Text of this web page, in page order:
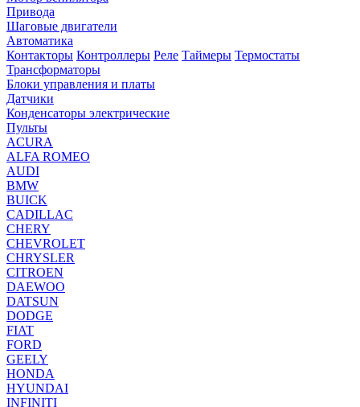
Привода
Шаговые двигатели
Автоматика
Контакторы Контроллеры Реле Таймеры Термостаты
Трансформаторы
Блоки управления и платы
Датчики
Конденсаторы электрические
Пульты
ACURA
ALFA ROMEO
AUDI
BMW
BUICK
CADILLAC
CHERY
CHEVROLET
CHRYSLER
CITROEN
DAEWOO
DATSUN
DODGE
FIAT
FORD
GEELY
HONDA
HYUNDAI
INFINITI